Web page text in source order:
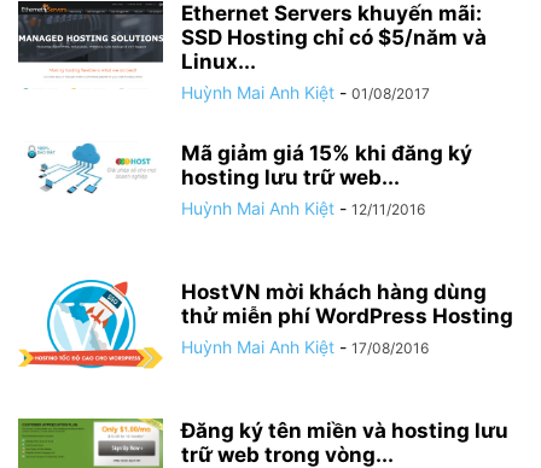
Ethernet Servers khuyến mãi:
SSD Hosting chỉ có $5/năm và
Linux...
Huỳnh Mai Anh Kiệt - 01/08/2017
Mã giảm giá 15% khi đăng ký
hosting lưu trữ web...
Huỳnh Mai Anh Kiệt - 12/11/2016
HostVN mời khách hàng dùng
thử miễn phí WordPress Hosting
Huỳnh Mai Anh Kiệt - 17/08/2016
Đăng ký tên miền và hosting lưu
trữ web trong vòng...